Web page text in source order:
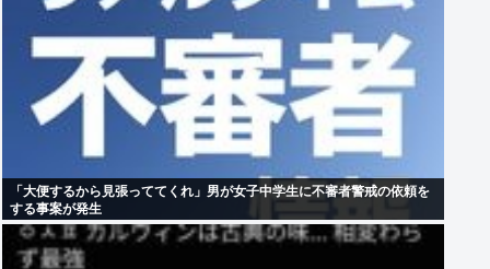
「大便するから見張っててくれ」男が女子中学生に不審者警戒の依頼を
する事案が発生